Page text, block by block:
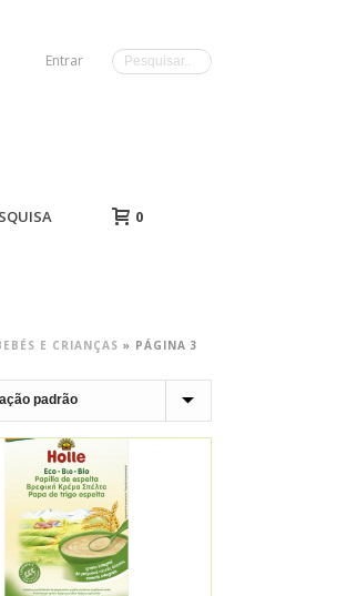
Entrar
0
E CRIANÇAS » PÁGINA 3